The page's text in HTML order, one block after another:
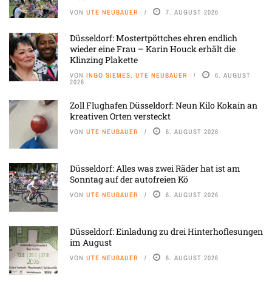
VON UTE NEUBAUER 7. AUGUST 2026
Düsseldorf: Mostertpöttches ehren endlich
wieder eine Frau – Karin Houck erhält die
Klinzing Plakette
VON INGO SIEMES, UTE NEUBAUER 6. AUGUST
2026
Zoll Flughafen Düsseldorf: Neun Kilo Kokain an
kreativen Orten versteckt
VON UTE NEUBAUER 6. AUGUST 2026
Düsseldorf: Alles was zwei Räder hat ist am
Sonntag auf der autofreien Kö
VON UTE NEUBAUER 6. AUGUST 2026
Düsseldorf: Einladung zu drei Hinterhoflesungen
im August
VON UTE NEUBAUER 6. AUGUST 2026